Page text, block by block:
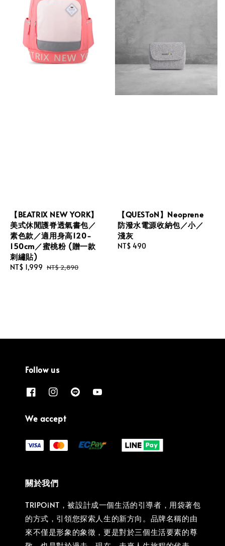
【BEATRIX NEW YORK】
美式休閒護脊透氣書包／
素色款／適用身高120-
150cm／蜜桃粉 (贈一款
刺繡貼)
Sale
NT$ 1,999 Regular
NT$ 2,890
【QUESToN】Neoprene
防潑水電源收納包／小／
淺灰
Regular
NT$ 490
Follow us
We accept
關於我們
TRIPOiNT，被設計成一個生活的引導者，用袋著包
的方式，引領您探索人生的新方向。品牌名稱的由
來不僅是形象的象徵，更是對於三個生活要素的尊